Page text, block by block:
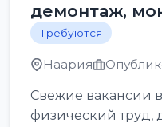
демонтаж,
Требуются
Наария
Свежие вакансии
физический труд,